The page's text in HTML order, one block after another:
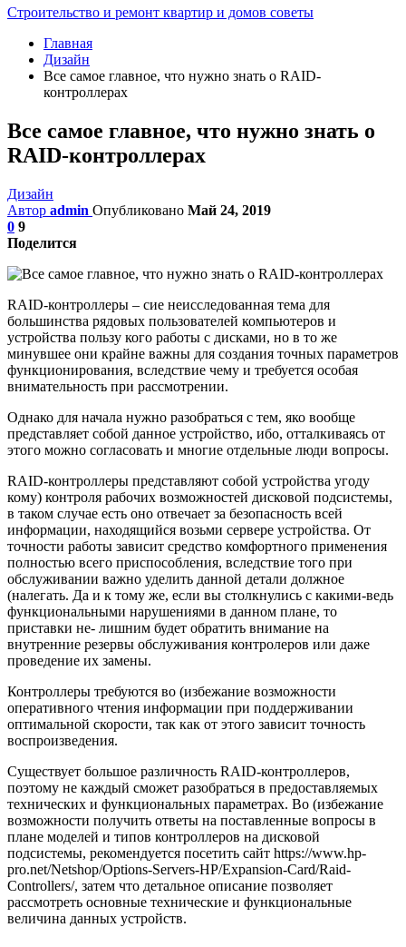
Строительство и ремонт квартир и домов советы
Главная
Дизайн
Все самое главное, что нужно знать о RAID-
контроллерах
Все самое главное, что нужно знать о
RAID-контроллерах
Дизайн
Автор admin Опубликовано Май 24, 2019
0 9
Поделится
RAID-контроллеры – сие неисследованная тема для
большинства рядовых пользователей компьютеров и
устройства пользу кого работы с дисками, но в то же
минувшее они крайне важны для создания точных параметров
функционирования, вследствие чему и требуется особая
внимательность при рассмотрении.
Однако для начала нужно разобраться с тем, яко вообще
представляет собой данное устройство, ибо, отталкиваясь от
этого можно согласовать и многие отдельные люди вопросы.
RAID-контроллеры представляют собой устройства угоду
кому) контроля рабочих возможностей дисковой подсистемы,
в таком случае есть оно отвечает за безопасность всей
информации, находящийся возьми сервере устройства. От
точности работы зависит средство комфортного применения
полностью всего приспособления, вследствие того при
обслуживании важно уделить данной детали должное
(налегать. Да и к тому же, если вы столкнулись с какими-ведь
функциональными нарушениями в данном плане, то
приставки не- лишним будет обратить внимание на
внутренние резервы обслуживания контролеров или даже
проведение их замены.
Контроллеры требуются во (избежание возможности
оперативного чтения информации при поддерживании
оптимальной скорости, так как от этого зависит точность
воспроизведения.
Существует большое различность RAID-контроллеров,
поэтому не каждый сможет разобраться в предоставляемых
технических и функциональных параметрах. Во (избежание
возможности получить ответы на поставленные вопросы в
плане моделей и типов контроллеров на дисковой
подсистемы, рекомендуется посетить сайт https://www.hp-
pro.net/Netshop/Options-Servers-HP/Expansion-Card/Raid-
Controllers/, затем что детальное описание позволяет
рассмотреть основные технические и функциональные
величина данных устройств.